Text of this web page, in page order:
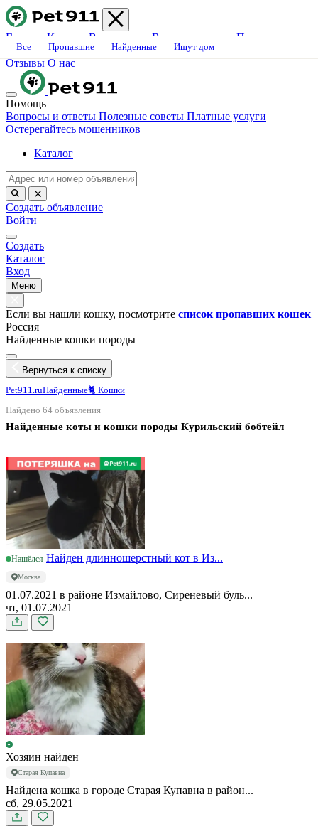
Главная Каталог Ветклиники Вопросы-ответы
Платные
услуги
Блог Свяжитесь с нами Станьте волонтёром
Отзывы О нас
Помощь
Вопросы и ответы Полезные советы Платные услуги
Остерегайтесь мошенников
Каталог
Создать объявление
Войти
Создать
Каталог
Вход
Меню
Если вы нашли кошку, посмотрите список пропавших кошек
Россия
Найденные кошки породы
Все Пропавшие Найденные Ищут дом
Вернуться к списку
Pet911.ruНайденные🐈 Кошки
Найдено 64 объявления
Найденные коты и кошки породы Курильский бобтейл
Нашёлся Найден длинношерстный кот в Из...
Москва
01.07.2021 в районе Измайлово, Сиреневый буль...
чт, 01.07.2021
Хозяин найден
Старая Купавна
Найдена кошка в городе Старая Купавна в район...
сб, 29.05.2021